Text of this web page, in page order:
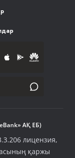
АҚ ЕБ)
лицензия,
қаржы